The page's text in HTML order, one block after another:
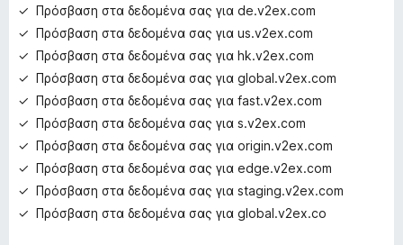
ο
γ
ί
ε
Πρόσβαση στα δεδομένα σας για de.v2ex.com
Πρόσβαση στα δεδομένα σας για us.v2ex.com
Πρόσβαση στα δεδομένα σας για hk.v2ex.com
Πρόσβαση στα δεδομένα σας για global.v2ex.com
Πρόσβαση στα δεδομένα σας για fast.v2ex.com
Πρόσβαση στα δεδομένα σας για s.v2ex.com
Πρόσβαση στα δεδομένα σας για origin.v2ex.com
Πρόσβαση στα δεδομένα σας για edge.v2ex.com
Πρόσβαση στα δεδομένα σας για staging.v2ex.com
Πρόσβαση στα δεδομένα σας για global.v2ex.co